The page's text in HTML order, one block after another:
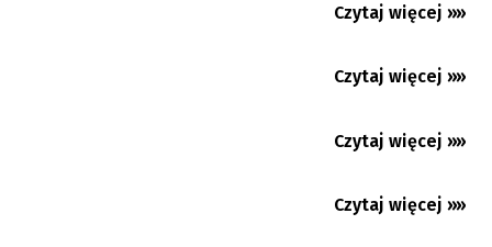
07.08.2026
Czytaj więcej »»
06.08.2026
Czytaj więcej »»
06.08.2026
Czytaj więcej »»
06.08.2026
Czytaj więcej »»